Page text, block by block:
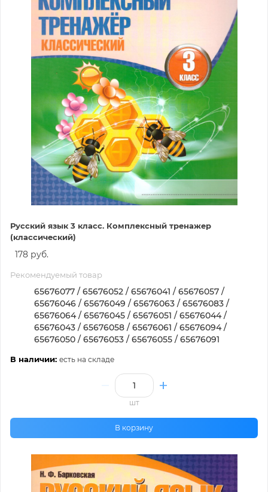
Русский язык 3 класс. Комплексный тренажер
(классический)
178 руб.
Рекомендуемый товар
65676077 / 65676052 / 65676041 / 65676057 /
65676046 / 65676049 / 65676063 / 65676083 /
65676064 / 65676045 / 65676051 / 65676044 /
65676043 / 65676058 / 65676061 / 65676094 /
65676050 / 65676053 / 65676055 / 65676091
В наличии: есть на складе
шт
В корзину